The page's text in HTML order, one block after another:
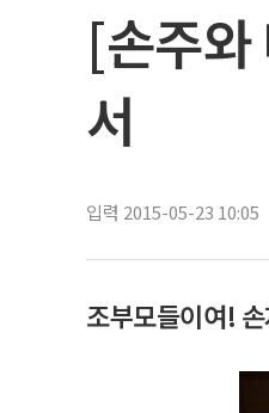
[손주와
서
입력 2015-05-23 10:05
조부모들이여!